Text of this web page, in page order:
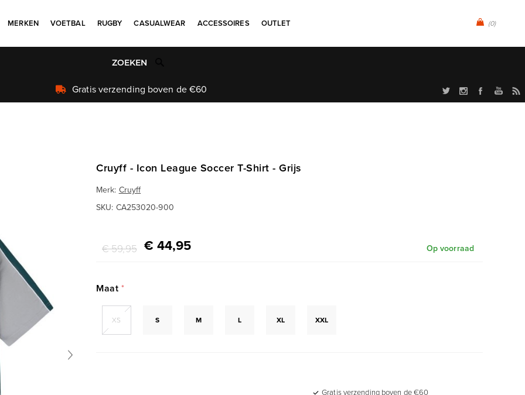
(0)
MERKEN VOETBAL RUGBY CASUALWEAR ACCESSOIRES OUTLET
Uniek aanbod
Cruyff - Icon League Soccer T-Shirt - Grijs
Merk: Cruyff
SKU: CA253020-900
€ 59,95 € 44,95 Op voorraad
Maat *
XS S M L XL XXL
Gratis verzending boven de €60